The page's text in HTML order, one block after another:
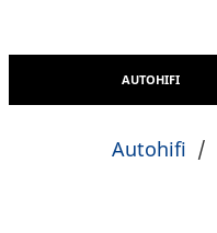
AUTOHIFI
Autohifi /